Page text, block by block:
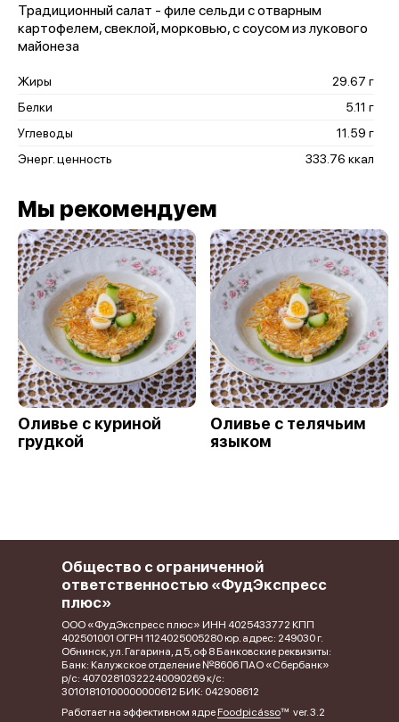
Традиционный салат - филе сельди с отварным
картофелем, свеклой, морковью, с соусом из лукового
майонеза
Жиры
29.67 г
Белки
5.11 г
Углеводы
11.59 г
Энерг. ценность
333.76 ккал
Мы рекомендуем
Оливье с куриной
грудкой
Оливье с телячьим
языком
Общество с ограниченной
ответственностью «ФудЭкспресс
плюс»
ООО «ФудЭкспресс плюс» ИНН 4025433772 КПП
402501001 ОГРН 1124025005280 юр. адрес: 249030 г.
Обнинск, ул. Гагарина, д 5, оф 8 Банковские реквизиты:
Банк: Калужское отделение №8606 ПАО «Сбербанк»
р/с: 40702810322240090269 к/с:
30101810100000000612 БИК: 042908612
Работает на эффективном ядре Foodpicássover. 3.2